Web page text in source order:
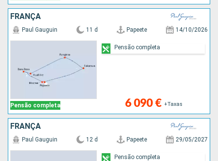
FRANÇA
Pensão completa
Paul Gauguin 11 d Papeete 14/10/2026
6 090 € +Taxas
Pensão completa
FRANÇA
Paul Gauguin 12 d Papeete 29/05/2027
Pensão completa